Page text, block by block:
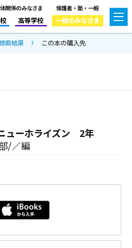
関係のみなさま
高等学校
保護者・塾・一般
一般のみなさま
索結果 この本の購入先
ューホライズン 2年
/／編